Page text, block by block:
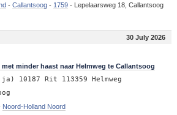
- Callantsoog- 1759- Lepelaarsweg 18, Callantsoog
30 July 2026
minder haast naar Helmweg te Callantsoog
10187 Rit 113359 Helmweg
Noord-Holland Noord